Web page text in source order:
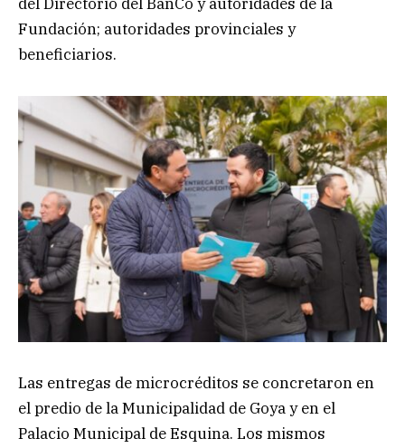
Fundación; autoridades provinciales y
beneficiarios.
Las entregas de microcréditos se concretaron en
el predio de la Municipalidad de Goya y en el
Palacio Municipal de Esquina. Los mismos